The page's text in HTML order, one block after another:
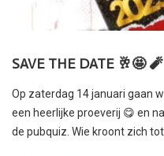
SAVE THE DATE 🥂🤩
Op zaterdag 14 januari gaan
een heerlijke proeverij 😋 en
de pubquiz. Wie kroont zich